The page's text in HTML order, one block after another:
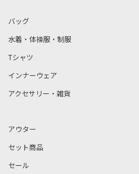
バッグ
水着・体操服・制服
Tシャツ
インナーウェア
アクセサリー・雑貨
アウター
セット商品
セール